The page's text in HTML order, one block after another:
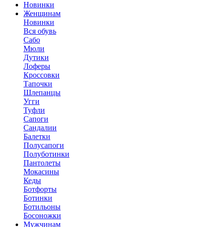
Новинки
Женщинам
Новинки
Вся обувь
Сабо
Мюли
Дутики
Лоферы
Кроссовки
Тапочки
Шлепанцы
Угги
Туфли
Сапоги
Сандалии
Балетки
Полусапоги
Полуботинки
Пантолеты
Мокасины
Кеды
Ботфорты
Ботинки
Ботильоны
Босоножки
Мужчинам